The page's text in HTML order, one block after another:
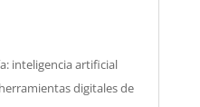
inteligencia artificial
digitales de